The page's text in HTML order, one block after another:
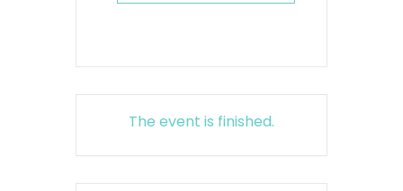
The event is finished.